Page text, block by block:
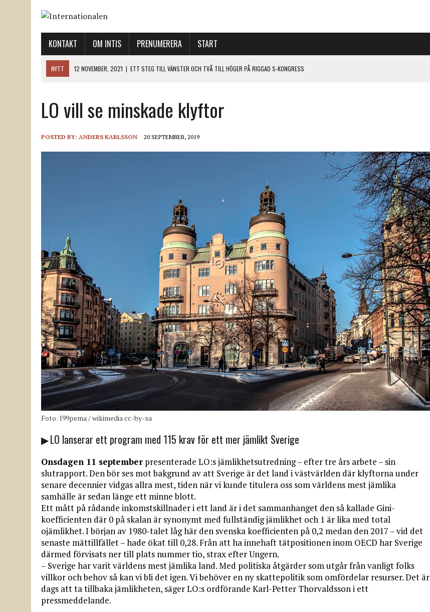
KONTAKT OM INTIS PRENUMERERA START
NYTT 12 NOVEMBER, 2021 | ETT STEG TILL VÄNSTER OCH TVÅ TILL HÖGER PÅ RIGGAD S-KONGRESS
12 NOVEMBER, 2021
”SVENSKA FACKFÖRBUND BEHÖVER SKÄRPA SITT KLIMATARBETE REJÄLT”
18 NOVEMBER, 2021
SVENONIUS UTBUAD VID DEMONSTRATION
18 NOVEMBER, 2021 | LO-LEDNINGEN GER UPP ETT LANDMÄRKE
LO vill se minskade klyftor
POSTED BY: ANDERS KARLSSON 20 SEPTEMBER, 2019
Foto: I99pema / wikimedia cc-by-sa
▶ LO lanserar ett program med 115 krav för ett mer jämlikt Sverige
Onsdagen 11 september presenterade LO:s jämlikhetsutredning – efter tre års arbete – sin
slutrapport. Den bör ses mot bakgrund av att Sverige är det land i västvärlden där klyftorna under
senare decennier vidgas allra mest, tiden när vi kunde titulera oss som världens mest jämlika
samhälle är sedan länge ett minne blott.
Ett mått på rådande inkomstskillnader i ett land är i det sammanhanget den så kallade Gini-
koefficienten där 0 på skalan är synonymt med fullständig jämlikhet och 1 är lika med total
ojämlikhet. I början av 1980-talet låg här den svenska koefficienten på 0,2 medan den 2017 – vid det
senaste mättillfället – hade ökat till 0,28. Från att ha innehaft tätpositionen inom OECD har Sverige
därmed förvisats ner till plats nummer tio, strax efter Ungern.
– Sverige har varit världens mest jämlika land. Med politiska åtgärder som utgår från vanligt folks
villkor och behov så kan vi bli det igen. Vi behöver en ny skattepolitik som omfördelar resurser. Det är
dags att ta tillbaka jämlikheten, säger LO:s ordförande Karl-Petter Thorvaldsson i ett
pressmeddelande.